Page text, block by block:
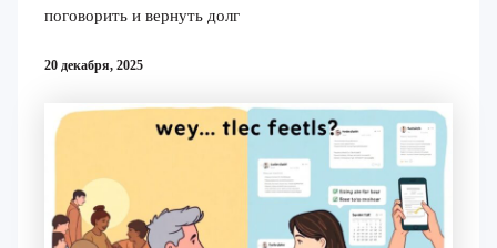
поговорить и вернуть долг
20 декабря, 2025